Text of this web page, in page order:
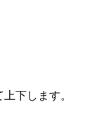
下します。